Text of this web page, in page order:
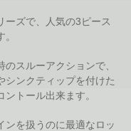
ーズで、人気の3ピース
のスルーアクションで、
シンクティップを付けた
トール出来ます。
ンを扱うのに最適なロッ